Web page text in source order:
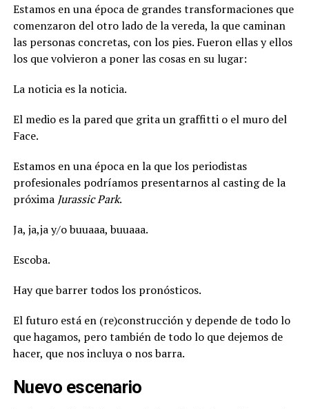
Estamos en una época de grandes transformaciones que
comenzaron del otro lado de la vereda, la que caminan
las personas concretas, con los pies. Fueron ellas y ellos
los que volvieron a poner las cosas en su lugar:
La noticia es la noticia.
El medio es la pared que grita un graffitti o el muro del
Face.
Estamos en una época en la que los periodistas
profesionales podríamos presentarnos al casting de la
próxima Jurassic Park.
Ja, ja,ja y/o buuaaa, buuaaa.
Escoba.
Hay que barrer todos los pronósticos.
El futuro está en (re)construcción y depende de todo lo
que hagamos, pero también de todo lo que dejemos de
hacer, que nos incluya o nos barra.
Nuevo escenario